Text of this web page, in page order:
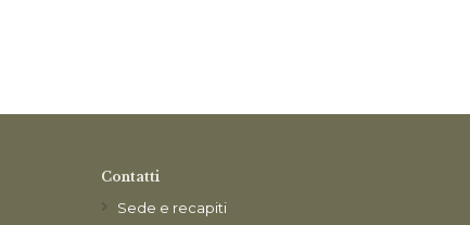
Contatti
Sede e recapiti